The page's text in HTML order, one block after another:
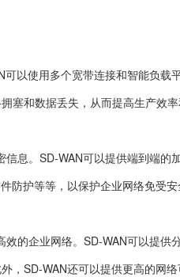
以使用多个宽带连接和智能负载
塞和数据丢失，从而提高生产效率
息。SD-WAN可以提供端到端的
防护等等，以保护企业网络免受安
的企业网络。SD-WAN可以提供
，SD-WAN还可以提供更高的网